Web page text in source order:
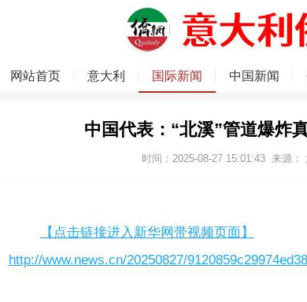
网站首页 意大利 国际新闻 中国新闻
中国代表：“北溪”管道爆炸
时间：2025-08-27 15:01:43 来源：
【点击链接进入新华网带视频页面】
http://www.news.cn/20250827/